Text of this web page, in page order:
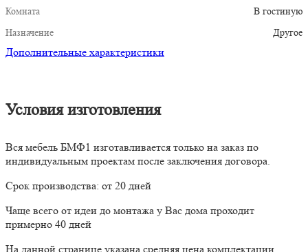
Комната
В гостиную
Назначение
Другое
Дополнительные характеристики
Условия изготовления
Вся мебель БМФ1 изготавливается только на заказ по
индивидуальным проектам после заключения договора.
Срок производства: от 20 дней
Чаще всего от идеи до монтажа у Вас дома проходит
примерно 40 дней
На данной странице указана средняя цена комплектации